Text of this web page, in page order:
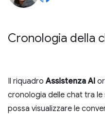
Cronologia della
Il riquadroAssistenza AI
cronologia delle chat tra le
possa visualizzare le